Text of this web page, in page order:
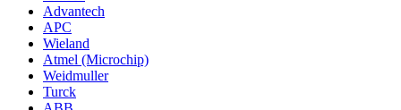
Advantech
APC
Wieland
Atmel (Microchip)
Weidmuller
Turck